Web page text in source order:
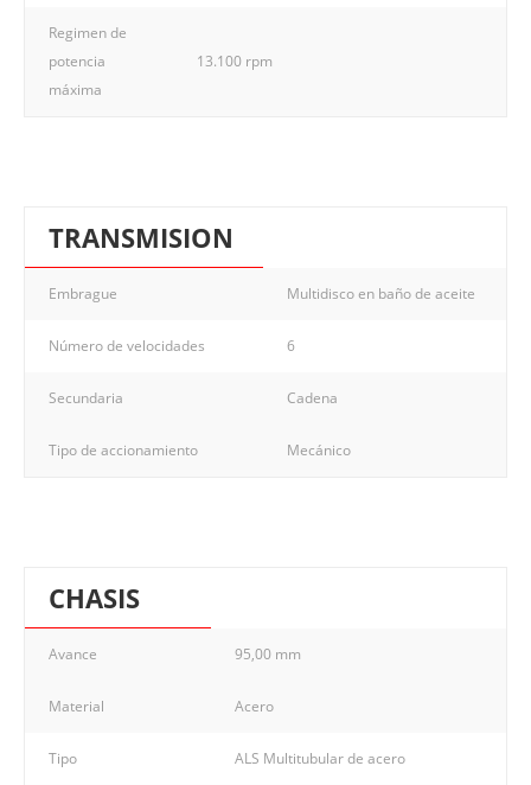
Regimen de
potencia
máxima
13.100 rpm
TRANSMISION
Embrague Multidisco en baño de aceite
Número de velocidades 6
Secundaria Cadena
Tipo de accionamiento Mecánico
CHASIS
Avance 95,00 mm
Material Acero
Tipo ALS Multitubular de acero